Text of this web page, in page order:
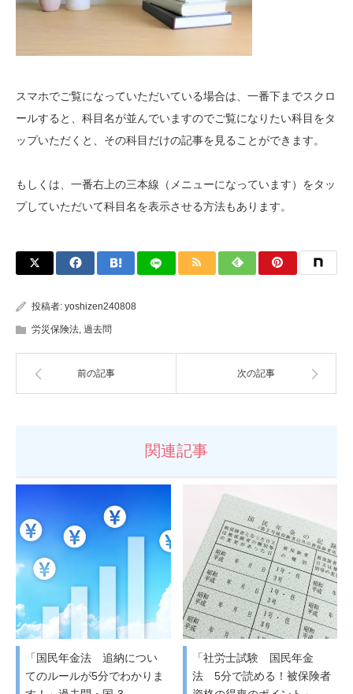
スマホでご覧になっていただいている場合は、一番下までスクロ
ールすると、科目名が並んでいますのでご覧になりたい科目をタ
ップいただくと、その科目だけの記事を見ることができます。
もしくは、一番右上の三本線（メニューになっています）をタッ
プしていただいて科目名を表示させる方法もあります。
投稿者: yoshizen240808
労災保険法, 過去問
前の記事 次の記事
関連記事
「国民年金法 追納につい
てのルールが5分でわかりま
「社労士試験 国民年金
法 5分で読める！被保険者